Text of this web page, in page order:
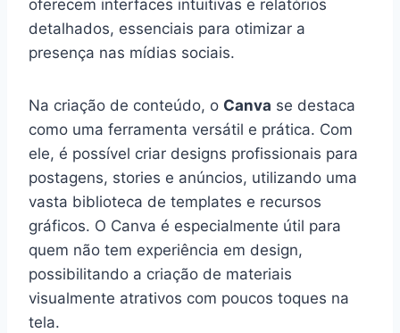
oferecem interfaces intuitivas e relatórios
detalhados, essenciais para otimizar a
presença nas mídias sociais.
Na criação de conteúdo, o Canva se destaca
como uma ferramenta versátil e prática. Com
ele, é possível criar designs profissionais para
postagens, stories e anúncios, utilizando uma
vasta biblioteca de templates e recursos
gráficos. O Canva é especialmente útil para
quem não tem experiência em design,
possibilitando a criação de materiais
visualmente atrativos com poucos toques na
tela.